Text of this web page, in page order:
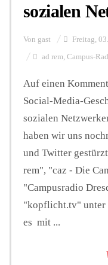
sozialen
Von gast Freitag,
ad rem, Campus-
Auf einen
Social-Media-
sozialen
haben wir uns
und Twitter
rem", "caz - Die
"Campusradio
"kopflicht.tv" unter
es mit ...